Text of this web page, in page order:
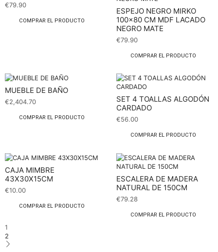
€79.90
COMPRAR EL PRODUCTO
ESPEJO NEGRO MIRKO
100×80 CM MDF LACADO
NEGRO MATE
€79.90
COMPRAR EL PRODUCTO
MUEBLE DE BAÑO
€2,404.70
COMPRAR EL PRODUCTO
SET 4 TOALLAS ALGODÓN
CARDADO
€56.00
COMPRAR EL PRODUCTO
CAJA MIMBRE
43X30X15CM
€10.00
COMPRAR EL PRODUCTO
ESCALERA DE MADERA
NATURAL DE 150CM
€79.28
COMPRAR EL PRODUCTO
1
2